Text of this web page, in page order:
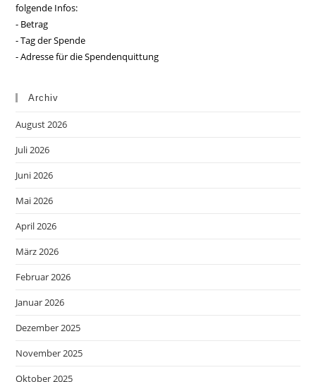
folgende Infos:
- Betrag
- Tag der Spende
- Adresse für die Spendenquittung
Archiv
August 2026
Juli 2026
Juni 2026
Mai 2026
April 2026
März 2026
Februar 2026
Januar 2026
Dezember 2025
November 2025
Oktober 2025